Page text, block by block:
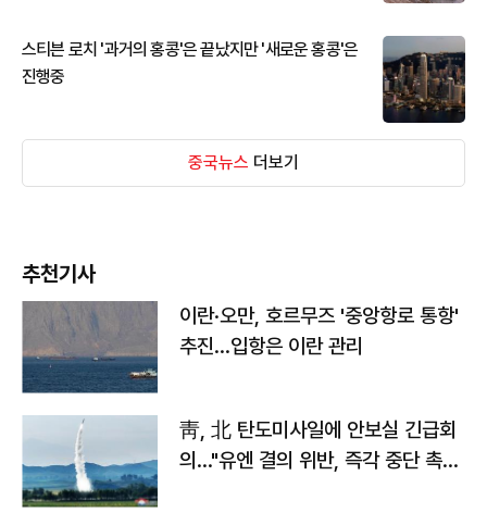
스티븐 로치 '과거의 홍콩'은 끝났지만 '새로운 홍콩'은
진행중
중국뉴스 더보기
추천기사
이란·오만, 호르무즈 '중앙항로 통항'
추진…입항은 이란 관리
靑, 北 탄도미사일에 안보실 긴급회
의…"유엔 결의 위반, 즉각 중단 촉